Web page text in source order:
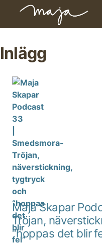
to
content
Inlägg
Maja Skapar
Tröjan,
“hoppas det blir